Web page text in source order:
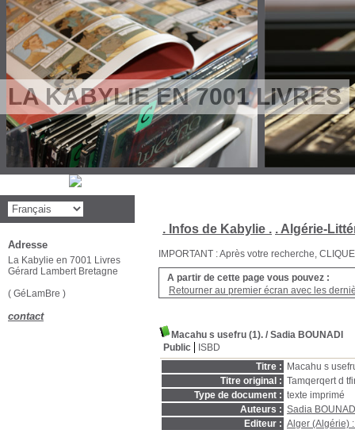
LA KABYLIE EN 7001 LIVRES
. Infos de Kabylie . . Algérie-
IMPORTANT : Après votre recherche,
A partir de cette page vous pouvez :
Retourner au premier écran avec les
Macahu s usefru (1). / Sadia BOUNADI
Public
ISBD
Titre :
Macahu s
Titre original : Tamqerqert d
Type de document : texte imprimé
Auteurs : Sadia
Editeur : Alger (Algérie)
Adresse
La Kabylie en 7001 Livres
Gérard Lambert Bretagne
( GéLamBre )
contact